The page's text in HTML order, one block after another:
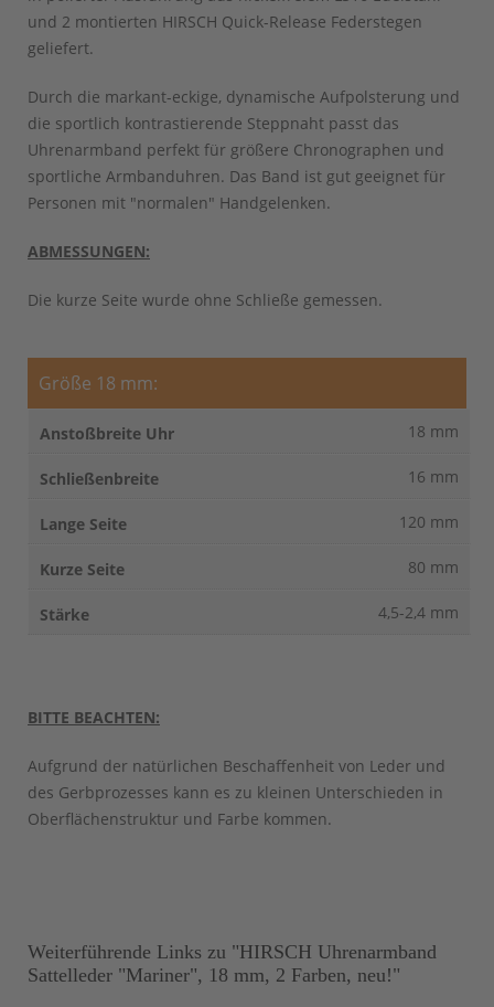
und 2 montierten HIRSCH Quick-Release Federstegen
geliefert.
Durch die markant-eckige, dynamische Aufpolsterung und
die sportlich kontrastierende Steppnaht passt das
Uhrenarmband perfekt für größere Chronographen und
sportliche Armbanduhren. Das Band ist gut geeignet für
Personen mit "normalen" Handgelenken.
ABMESSUNGEN:
Die kurze Seite wurde ohne Schließe gemessen.
Größe 18 mm:
18 mm
16 mm
120 mm
80 mm
4,5-2,4 mm
BITTE BEACHTEN:
Aufgrund der natürlichen Beschaffenheit von Leder und
des Gerbprozesses kann es zu kleinen Unterschieden in
Oberflächenstruktur und Farbe kommen.
Weiterführende Links zu "HIRSCH Uhrenarmband
Sattelleder "Mariner", 18 mm, 2 Farben, neu!"